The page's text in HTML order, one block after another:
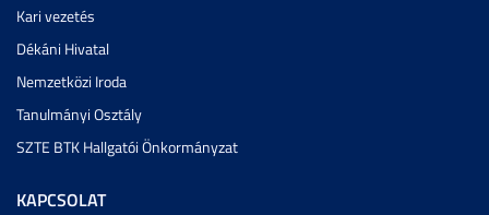
Kari vezetés
Dékáni Hivatal
Nemzetközi Iroda
Tanulmányi Osztály
SZTE BTK Hallgatói Önkormányzat
KAPCSOLAT